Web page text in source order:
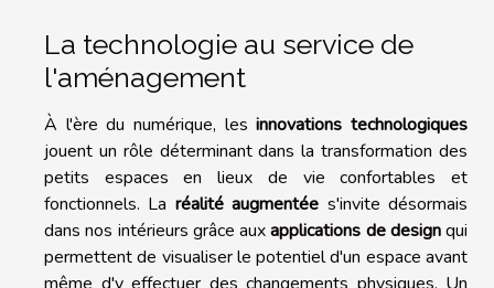
La technologie au service de
l'aménagement
À l'ère du numérique, lesinnovations technologiques
jouent un rôle déterminant dans la transformation des
petits espaces en lieux de vie confortables et
fonctionnels. La réalité augmentée s'invite désormais
dans nos intérieurs grâce auxapplications de designqui
permettent de visualiser le potentiel d'un espace avant